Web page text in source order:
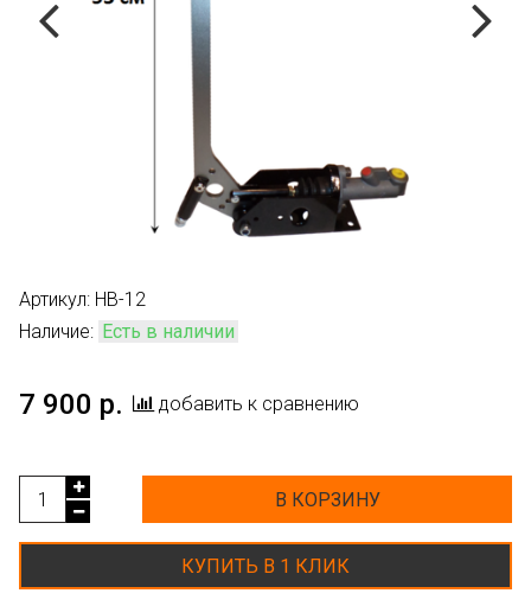
Артикул: HB-12
Наличие: Есть в наличии
7 900 р. добавить к сравнению
В КОРЗИНУ
КУПИТЬ В 1 КЛИК